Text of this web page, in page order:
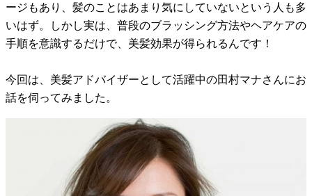
ージもあり、髪のことはあまり気にしていないという人も多
いはず。しかし実は、普段のブラッシング方法やヘアケアの
手順を意識するだけで、美髪効果が得られるんです！
今回は、美髪アドバイザーとして活躍中の田村マナさんにお
話を伺ってみました。